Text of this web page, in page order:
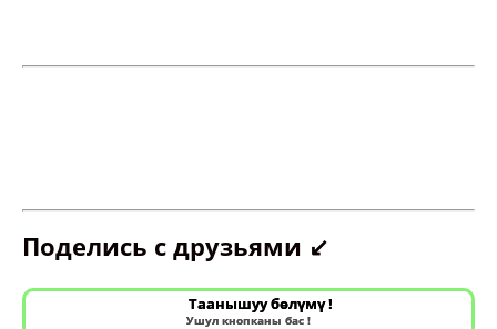
Поделись с друзьями ↙️
Таанышуу бөлүмү !
Ушул кнопканы бас !